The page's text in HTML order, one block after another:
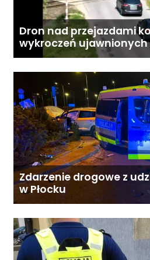
Dron nad przejazdami
wykroczeń ujawnionych
„Bezpieczny przejazd
Zdarzenie drogowe z
w Płocku